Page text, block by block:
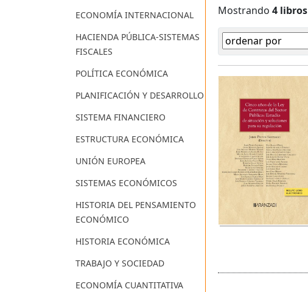
ECONOMÍA INTERNACIONAL
HACIENDA PÚBLICA-SISTEMAS
FISCALES
POLÍTICA ECONÓMICA
PLANIFICACIÓN Y DESARROLLO
SISTEMA FINANCIERO
ESTRUCTURA ECONÓMICA
UNIÓN EUROPEA
SISTEMAS ECONÓMICOS
HISTORIA DEL PENSAMIENTO
ECONÓMICO
HISTORIA ECONÓMICA
TRABAJO Y SOCIEDAD
ECONOMÍA CUANTITATIVA
Mostrando4 libros